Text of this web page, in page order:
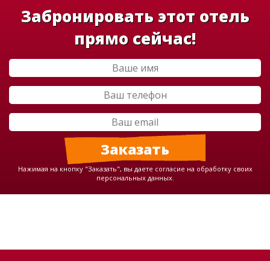
Забронировать этот отель
прямо сейчас!
Нажимая на кнопку "Заказать", вы даете согласие на обработку своих
персональных данных.